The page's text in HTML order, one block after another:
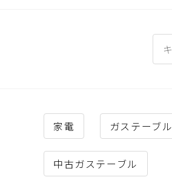
家電 ガステーブル
中古ガステーブル